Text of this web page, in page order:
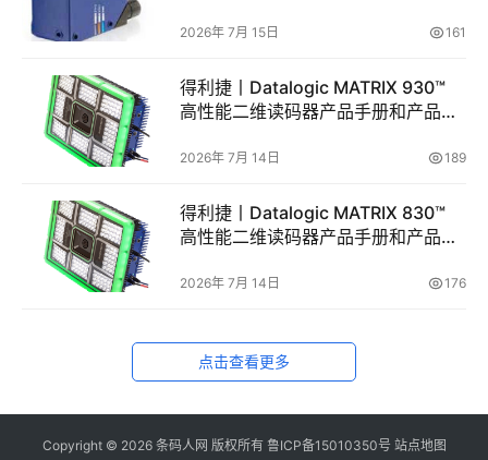
2026年 7月 15日 161
得利捷丨Datalogic MATRIX 930™
高性能二维读码器产品手册和产品彩
2026年 7月 14日 189
得利捷丨Datalogic MATRIX 830™
高性能二维读码器产品手册和产品彩
2026年 7月 14日 176
点击查看更多
Copyright © 2026 条码人网 版权所有 鲁ICP备15010350号 站点地图